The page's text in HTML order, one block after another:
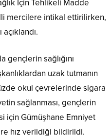
İçin Tehlikeli Madde
mercilere intikal ettirilirken,
gençlerin sağlığını
uzak tutmanın
okul çevrelerinde sigara
sağlanması, gençlerin
için Gümüşhane Emniyet
hız verildiği bildirildi.